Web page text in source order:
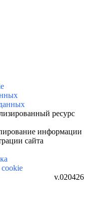
ресурс
информации
сайта
v.020426